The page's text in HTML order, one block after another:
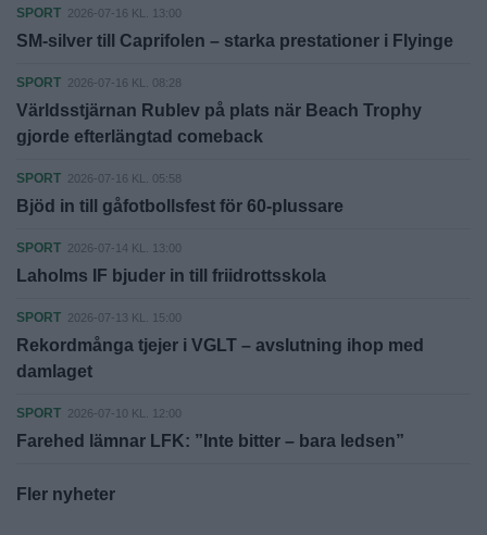
SPORT 2026-07-16 KL. 13:00
SM-silver till Caprifolen – starka prestationer i Flyinge
SPORT 2026-07-16 KL. 08:28
Världsstjärnan Rublev på plats när Beach Trophy
gjorde efterlängtad comeback
SPORT 2026-07-16 KL. 05:58
Bjöd in till gåfotbollsfest för 60-plussare
SPORT 2026-07-14 KL. 13:00
Laholms IF bjuder in till friidrottsskola
SPORT 2026-07-13 KL. 15:00
Rekordmånga tjejer i VGLT – avslutning ihop med
damlaget
SPORT 2026-07-10 KL. 12:00
Farehed lämnar LFK: ”Inte bitter – bara ledsen”
Fler nyheter